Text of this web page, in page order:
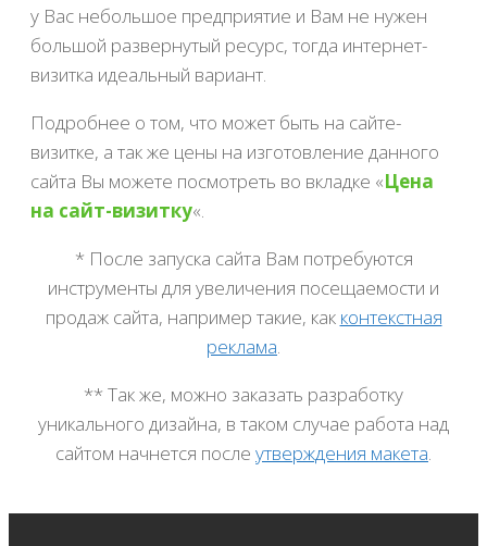
у Вас небольшое предприятие и Вам не нужен
большой развернутый ресурс, тогда интернет-
визитка идеальный вариант.
Подробнее о том, что может быть на сайте-
визитке, а так же цены на изготовление данного
сайта Вы можете посмотреть во вкладке «Цена
на сайт-визитку«.
* После запуска сайта Вам потребуются
инструменты для увеличения посещаемости и
продаж сайта, например такие, как контекстная
реклама.
** Так же, можно заказать разработку
уникального дизайна, в таком случае работа над
сайтом начнется после утверждения макета.